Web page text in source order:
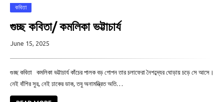
কবিতা
গুচ্ছ কবিতা/ কমলিকা ভট্টাচার্য
June 15, 2025
গুচ্ছ কবিতা কমলিকা ভট্টাচার্য কাঁচের পালক বড় গোপন তার চলাফেরা নৈশব্দ্যের ঘোড়ায় চড়ে সে আসে।
নেই বাঁশির সুর, নেই ঢাকের ডাক, তবু অনামন্ত্রিত অতি…